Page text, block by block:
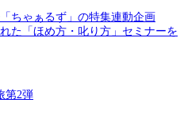
ちゃぁるず」の特集連動企画
た「ほめ方・叱り方」セミナーを
第2弾